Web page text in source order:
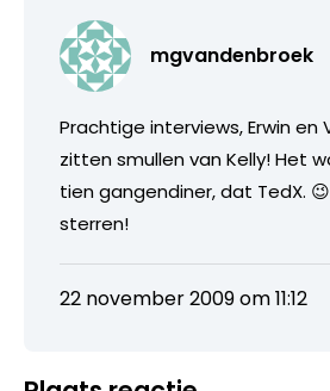
mgvandenbroek
Prachtige interviews, Erwin en
zitten smullen van Kelly! Het
tien gangendiner, dat TedX.
sterren!
22 november 2009 om 11:12